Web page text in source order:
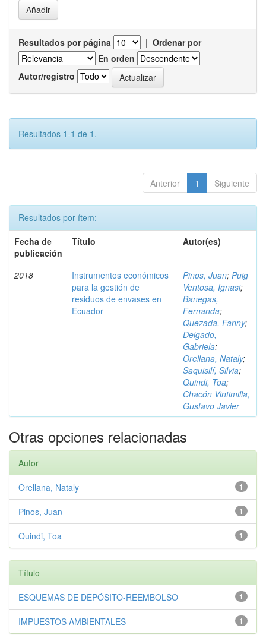
Resultados por página | Ordenar por
En orden
Autor/registro
Resultados 1-1 de 1.
Anterior 1 Siguiente
Resultados por ítem:
Fecha de
publicación
Título Autor(es)
2018
Instrumentos económicos
para la gestión de
residuos de envases en
Ecuador
Pinos, Juan; Puig
Ventosa, Ignasi;
Banegas,
Fernanda;
Quezada, Fanny;
Delgado,
Gabriela;
Orellana, Nataly;
Saquisilí, Silvia;
Quindi, Toa;
Chacón Vintimilla,
Gustavo Javier
Otras opciones relacionadas
Autor
1
Orellana, Nataly
1
Pinos, Juan
1
Quindi, Toa
Título
1
ESQUEMAS DE DEPÓSITO-REEMBOLSO
1
IMPUESTOS AMBIENTALES